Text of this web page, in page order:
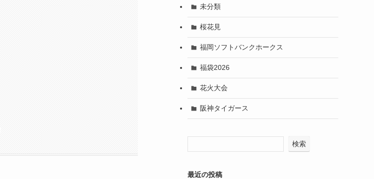
未分類
桜花見
福岡ソフトバンクホークス
福袋2026
花火大会
阪神タイガース
検索
最近の投稿